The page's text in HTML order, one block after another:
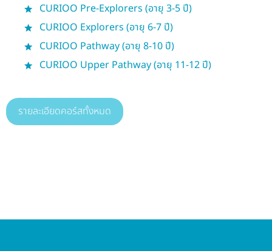
CURIOO Pre-Explorers (อายุ 3-5 ปี)
CURIOO Explorers (อายุ 6-7 ปี)
CURIOO Pathway (อายุ 8-10 ปี)
CURIOO Upper Pathway (อายุ 11-12 ปี)
รายละเอียดคอร์สทั้งหมด